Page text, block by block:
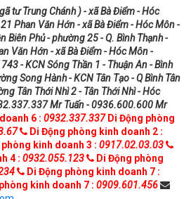
tư Trung Chánh ) - xã Bà Điểm - Hóc
Phan Văn Hớn - xã Bà Điểm - Hóc Môn -
Biên Phủ - phường 25 - Q. Bình Thạnh -
Văn Hớn - xã Bà Điểm - Hóc Môn -
- KCN Sóng Thần 1 - Thuận An - Bình
Song Hành - KCN Tân Tạo - Q Bình Tân
Tân Thới Nhì 2 - Tân Thới Nhì - Hóc
Mr Tuấn - 0936.600.600 Mr
6 : 0932.337.337 Di Động phòng
Di Động phòng kinh doanh 2 :
phòng kinh doanh 3 : 0917.02.03.03
4 : 0932.055.123
Di Động phòng
Di Động phòng kinh doanh 7 :
kinh doanh 7 : 0909.601.456